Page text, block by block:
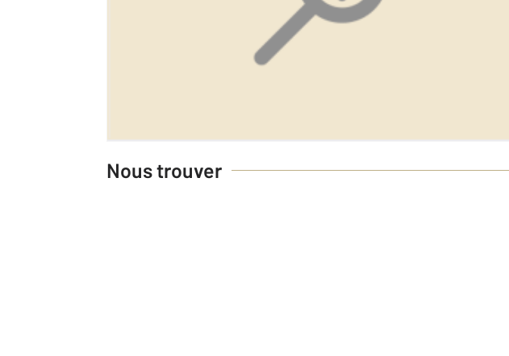
Nous trouver